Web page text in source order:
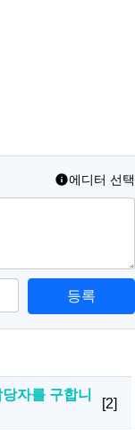
에디터 선택
등록
자를 구합니
[2]